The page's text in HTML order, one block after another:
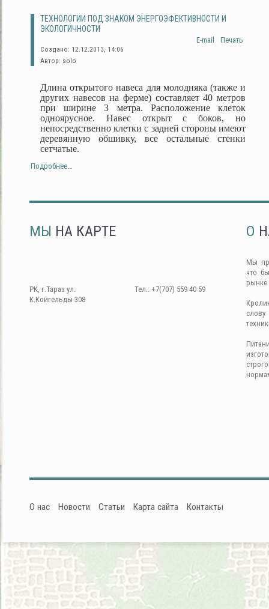
ТЕХНОЛОГИИ ПОД ЗНАКОМ ЭНЕРГОЭФЕКТИВНОСТИ И
ЭКОЛОГИЧНОСТИ
Печать
E-mail
Создано: 12.12.2013, 14:06
Автор: solo
Длина открытого навеса для молодняка (также и
других навесов на ферме) составляет 40 метров
при ширине 3 метра. Расположение клеток
одноярусное. Навес открыт с боков, но
непосредственно клетки с задней стороны имеют
деревянную обшивку, все остальные стенки
сетчатые.
Подробнее...
МЫ НА КАРТЕ
РК, г.Тараз ул.
К.Койгельды 308
Тел.: +7(707) 559 40 59
О
Мы
что
рынке
О нас Новости Статьи Карта сайта Контакты